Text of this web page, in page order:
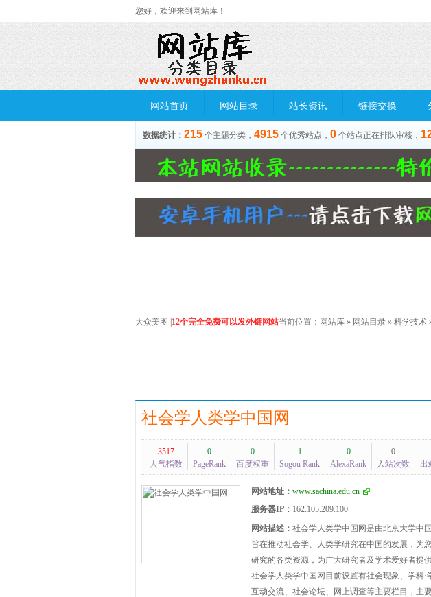
您好，欢迎来到网站库！
网站首页 网站目录 站长资讯 链接交换
数据统计： 215 个主题分类， 4915 个优秀站点， 0 个站点正在排队审核，
大众美图 12个完全免费可以发外链网站当前位置： 网站库 » 网站目录 » 科学技术
社会学人类学中国网
3517
人气指数
0
PageRank
0
百度权重
1
Sogou Rank
0
AlexaRank
0
入站次数
出
网站地址： www.sachina.edu.cn
服务器IP： 162.105.209.100
网站描述： 社会学人类学中国网是由北京大学中
旨在推动社会学、人类学研究在中国的发展，为
研究的各类资源，为广大研究者及学术爱好者提
社会学人类学中国网目前设置有社会现象、学科·
互动交流、社会论坛、网上调查等主要栏目，主